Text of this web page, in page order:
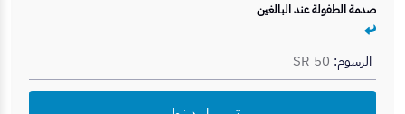
صدمة الطفولة عند البالغين
الرسوم: